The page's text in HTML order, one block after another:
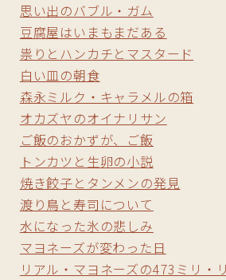
思い出のバブル・ガム
豆腐屋はいまもまだある
祟りとハンカチとマスタード
白い皿の朝食
森永ミルク・キャラメルの箱
オカズヤのオイナリサン
ご飯のおかずが、ご飯
トンカツと生卵の小説
焼き餃子とタンメンの発見
渡り鳥と寿司について
水になった氷の悲しみ
マヨネーズが変わった日
リアル・マヨネーズの473ミリ・